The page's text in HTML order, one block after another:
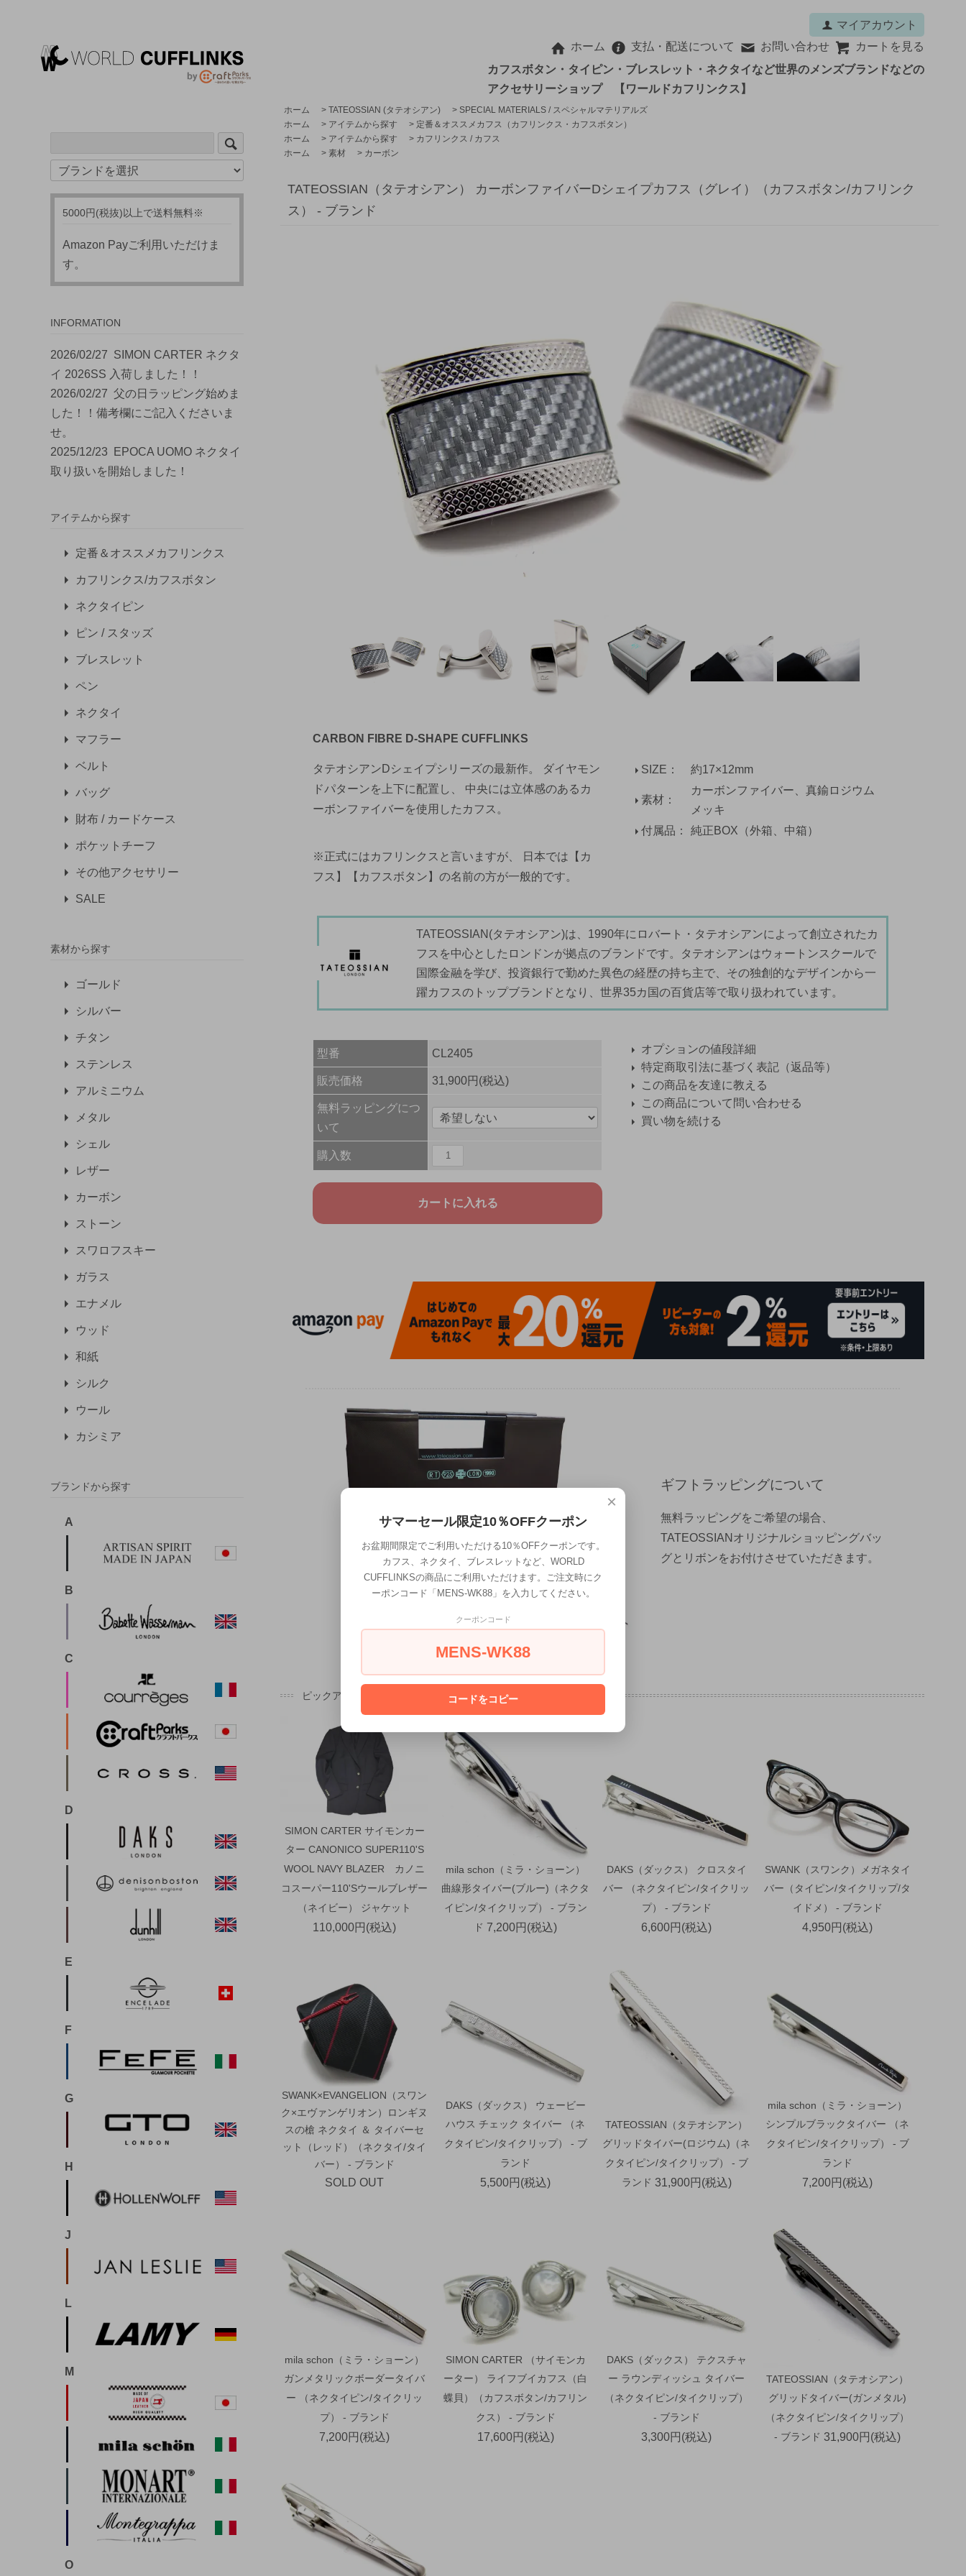
マイアカウント
ホーム
支払・配送について お問い合わせ
カートを見る
カフスボタン・タイピン・ブレスレット・ネクタイなど世界のメンズブランドなどの
アクセサリーショップ 【ワールドカフリンクス】
ホーム >TATEOSSIAN (タテオシアン) > SPECIAL MATERIALS / スペシャルマテリアルズ
ホーム
> アイテムから探す > 定番＆オススメカフス（カフリンクス・カフスボタン）
ホーム
> アイテムから探す > カフリンクス / カフス
ホーム
>素材 > カーボン
TATEOSSIAN（タテオシアン） カーボンファイバーDシェイプカフス（グレイ）（カフスボタン/カフリンク
ス） - ブランド
CARBON FIBRE D-SHAPE CUFFLINKS
タテオシアンDシェイプシリーズの最新作。 ダイヤモン
ドパターンを上下に配置し、 中央には立体感のあるカ
ーボンファイバーを使用したカフス。
SIZE 約17×12mm
素材
カーボンファイバー、真鍮ロジウム
メッキ
付属品
純正BOX（外箱、中箱）
※正式にはカフリンクスと言いますが、 日本では【カ
フス】【カフスボタン】の名前の方が一般的です。
TATEOSSIAN(タテオシアン)は、1990年にロバート・タテオシアンによって創立されたカ
フスを中心としたロンドンが拠点のブランドです。タテオシアンはウォートンスクールで
国際金融を学び、投資銀行で勤めた異色の経歴の持ち主で、その独創的なデザインから一
躍カフスのトップブランドとなり、世界35カ国の百貨店等で取り扱われています。
型番 CL2405
販売価格 31,900円(税込)
無料ラッピングにつ
いて
購入数
オプションの値段詳細
特定商取引法に基づく表記（返品等）
この商品を友達に教える
この商品について問い合わせる
買い物を続ける
ギフトラッピングについて
無料ラッピングをご希望の場合、
TATEOSSIANオリジナルショッピングバッ
グとリボンをお付けさせていただきます。
ピックアップ
SIMON CARTER サイモンカー
ター CANONICO SUPER110'S
WOOL NAVY BLAZER カノニ
コスーパー110'Sウールブレザー
（ネイビー） ジャケット
110,000円(税込)
mila schon（ミラ・ショーン）
曲線形タイバー(ブルー)（ネクタ
イピン/タイクリップ） - ブラン
ド 7,200円(税込)
DAKS（ダックス） クロスタイ
バー （ネクタイピン/タイクリッ
プ） - ブランド
6,600円(税込)
SWANK（スワンク）メガネタイ
バー（タイピン/タイクリップ/タ
イドメ） - ブランド
4,950円(税込)
SWANK×EVANGELION（スワン
ク×エヴァンゲリオン）ロンギヌ
スの槍 ネクタイ ＆ タイバーセ
ット（レッド）（ネクタイ/タイ
バー） - ブランド
SOLD OUT
DAKS（ダックス） ウェービー
ハウス チェック タイバー （ネ
クタイピン/タイクリップ） - ブ
ランド
5,500円(税込)
TATEOSSIAN（タテオシアン）
グリッドタイバー(ロジウム)（ネ
クタイピン/タイクリップ） - ブ
ランド 31,900円(税込)
mila schon（ミラ・ショーン）
シンプルブラックタイバー （ネ
クタイピン/タイクリップ） - ブ
ランド
7,200円(税込)
mila schon（ミラ・ショーン）
ガンメタリックボーダータイバ
ー （ネクタイピン/タイクリッ
プ） - ブランド
7,200円(税込)
SIMON CARTER （サイモンカ
ーター） ライフブイカフス（白
蝶貝）（カフスボタン/カフリン
クス） - ブランド
17,600円(税込)
DAKS（ダックス） テクスチャ
ー ラウンディッシュ タイバー
（ネクタイピン/タイクリップ）
- ブランド
3,300円(税込)
TATEOSSIAN（タテオシアン）
グリッドタイバー(ガンメタル)
（ネクタイピン/タイクリップ）
- ブランド 31,900円(税込)
5000円(税抜)以上で送料無料※
Amazon Payご利用いただけま
す。
INFORMATION
2026/02/27 SIMON CARTER ネクタ
イ 2026SS 入荷しました！！
2026/02/27父の日ラッピング始めま
した！！備考欄にご記入くださいま
せ。
2025/12/23
EPOCA UOMO ネクタイ
取り扱いを開始しました！
アイテムから探す
定番＆オススメカフリンクス
カフリンクス/カフスボタン
ネクタイピン
ピン / スタッズ
ブレスレット
ペン
ネクタイ
マフラー
ベルト
バッグ
財布 / カードケース
ポケットチーフ
その他アクセサリー
SALE
素材から探す
ゴールド
シルバー
チタン
ステンレス
アルミニウム
メタル
シェル
レザー
カーボン
ストーン
スワロフスキー
ガラス
エナメル
ウッド
和紙
シルク
ウール
カシミア
ブランドから探す
A
B
C
D
E
F
G
H
J
L
M
O
×
サマーセール限定10％OFFクーポン
お盆期間限定でご利用いただける10％OFFクーポンです。
カフス、ネクタイ、ブレスレットなど、WORLD
CUFFLINKSの商品にご利用いただけます。ご注文時にク
ーポンコード「MENS-WK88」を入力してください。
クーポンコード
MENS-WK88
コードをコピー